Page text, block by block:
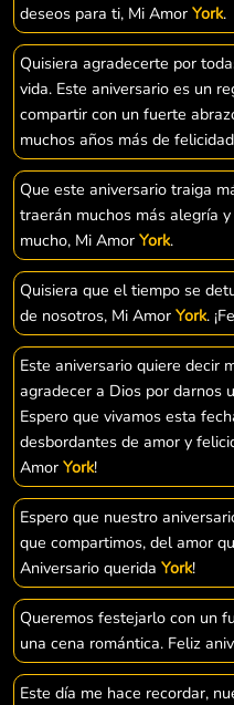
deseos para ti, Mi Amor York.
Quisiera agradecerte por
vida. Este aniversario es un
compartir con un fuerte
muchos años más de
Que este aniversario traiga
traerán muchos más alegría
mucho, Mi Amor York.
Quisiera que el tiempo se
de nosotros, Mi Amor York.
Este aniversario quiere decir
agradecer a Dios por darnos
Espero que vivamos esta
desbordantes de amor y
Amor York!
Espero que nuestro
que compartimos, del amor
Aniversario querida York!
Queremos festejarlo con un
una cena romántica. Feliz
Este día me hace recordar,